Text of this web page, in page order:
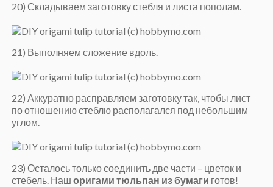
20) Складываем заготовку стебля и листа пополам.
21) Выполняем сложение вдоль.
22) Аккуратно расправляем заготовку так, чтобы лист
по отношению стеблю располагался под небольшим
углом.
23) Осталось только соединить две части – цветок и
стебель. Наш оригами тюльпан из бумаги готов!